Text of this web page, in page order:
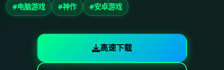
#电脑游戏 #神作 #安卓游戏
高速下载